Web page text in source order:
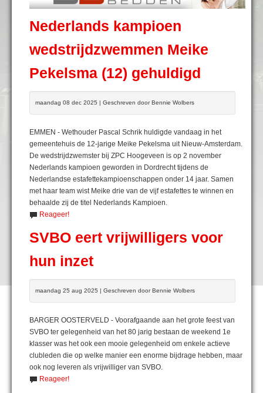
Nederlands kampioen
wedstrijdzwemmen Meike
Pekelsma (12) gehuldigd
maandag 08 dec 2025 | Geschreven door Bennie Wolbers
EMMEN - Wethouder Pascal Schrik huldigde vandaag in het
gemeentehuis de 12-jarige Meike Pekelsma uit Nieuw-Amsterdam.
De wedstrijdzwemster bij ZPC Hoogeveen is op 2 november
Nederlands kampioen geworden in Dordrecht tijdens de
Nederlandse estafettekampioenschappen onder 14 jaar. Samen
met haar team wist Meike drie van de vijf estafettes te winnen en
behaalde zij de titel Nederlands Kampioen.
Reageer!
SVBO eert vrijwilligers voor
hun inzet
maandag 25 aug 2025 | Geschreven door Bennie Wolbers
BARGER OOSTERVELD - Voorafgaande aan het grote feest van
SVBO ter gelegenheid van het 80 jarig bestaan de weekend 1e
klasser was het ook een mooie gelegenheid om enkele actieve
clubleden die op welke manier een enorme bijdrage hebben, maar
ook nog leveren als vrijwilliger van SVBO.
Reageer!